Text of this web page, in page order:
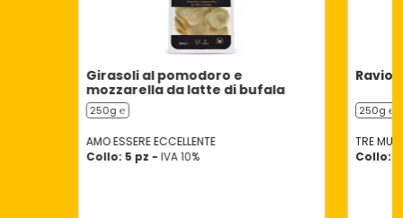
Girasoli al pomodoro e
mozzarella da latte di bufala
250g ℮
AMO ESSERE ECCELLENTE
Collo: 5 pz - IVA 10%
250g ℮
TRE
Collo: